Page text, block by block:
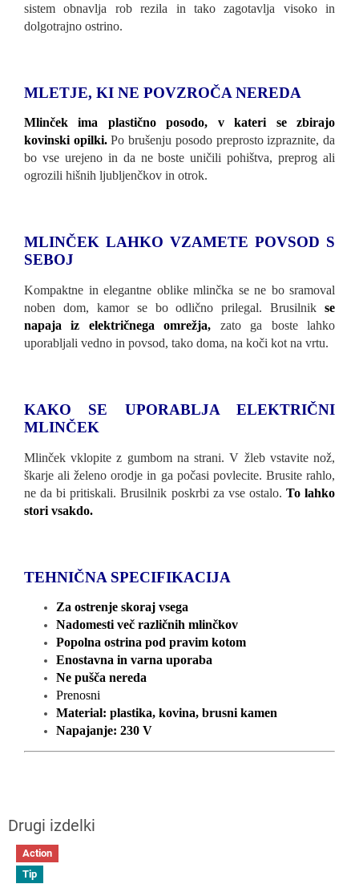
sistem obnavlja rob rezila in tako zagotavlja visoko in
dolgotrajno ostrino.
MLETJE, KI NE POVZROČA NEREDA
Mlinček ima plastično posodo, v kateri se zbirajo
kovinski opilki.Po brušenju posodo preprosto izpraznite, da
bo vse urejeno in da ne boste uničili pohištva, preprog ali
ogrozili hišnih ljubljenčkov in otrok.
MLINČEK LAHKO VZAMETE POVSOD S
SEBOJ
Kompaktne in elegantne oblike mlinčka se ne bo sramoval
noben dom, kamor se bo odlično prilegal. Brusilnik se
napaja iz električnega omrežja,
zato ga boste lahko
uporabljali vedno in povsod, tako doma, na koči kot na vrtu.
KAKO SE UPORABLJAELEKTRIČNI
MLINČEK
Mlinček vklopite z gumbom na strani. V žleb vstavite nož,
škarje ali želeno orodje in ga počasi povlecite. Brusite rahlo,
ne da bi pritiskali. Brusilnik poskrbi za vse ostalo. To lahko
stori vsakdo.
TEHNIČNA SPECIFIKACIJA
Za ostrenje skoraj vsega
Nadomesti več različnih mlinčkov
Popolna ostrina pod pravim kotom
Enostavna in varna uporaba
Ne pušča nereda
Prenosni
Material: plastika, kovina, brusni kamen
Napajanje: 230 V
Action
Tip